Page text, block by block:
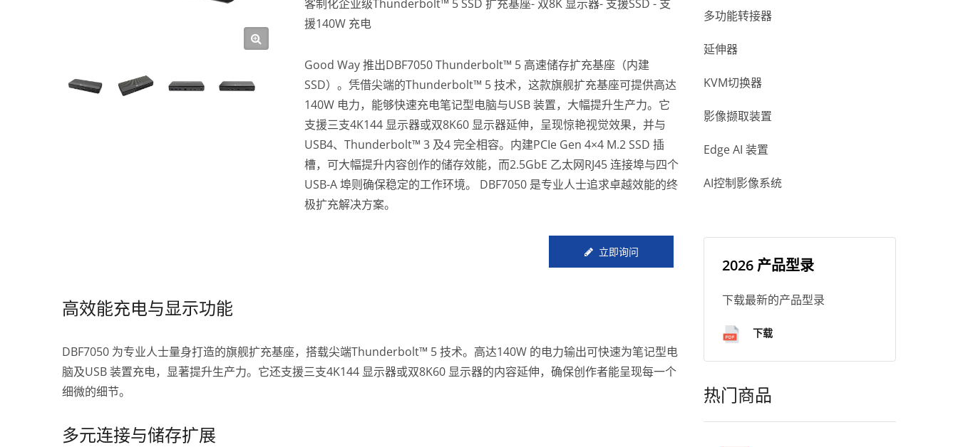
客制化企业级Thunderbolt™ 5 SSD 扩充基座- 双8K 显示器- 支援SSD - 支
援140W 充电
Good Way 推出DBF7050 Thunderbolt™ 5 高速储存扩充基座（内建
SSD）。凭借尖端的Thunderbolt™ 5 技术，这款旗舰扩充基座可提供高达
140W 电力，能够快速充电笔记型电脑与USB 装置，大幅提升生产力。它
支援三支4K144 显示器或双8K60 显示器延伸，呈现惊艳视觉效果，并与
USB4、Thunderbolt™ 3 及4 完全相容。内建PCIe Gen 4×4 M.2 SSD 插
槽，可大幅提升内容创作的储存效能，而2.5GbE 乙太网RJ45 连接埠与四个
USB-A 埠则确保稳定的工作环境。 DBF7050 是专业人士追求卓越效能的终
极扩充解决方案。
立即询问
高效能充电与显示功能
DBF7050 为专业人士量身打造的旗舰扩充基座，搭载尖端Thunderbolt™ 5 技术。高达140W 的电力输出可快速为笔记型电
脑及USB 装置充电，显著提升生产力。它还支援三支4K144 显示器或双8K60 显示器的内容延伸，确保创作者能呈现每一个
细微的细节。
多元连接与储存扩展
多功能转接器
延伸器
KVM切换器
影像撷取装置
Edge AI 装置
AI控制影像系统
2026 产品型录
下载最新的产品型录
下载
热门商品